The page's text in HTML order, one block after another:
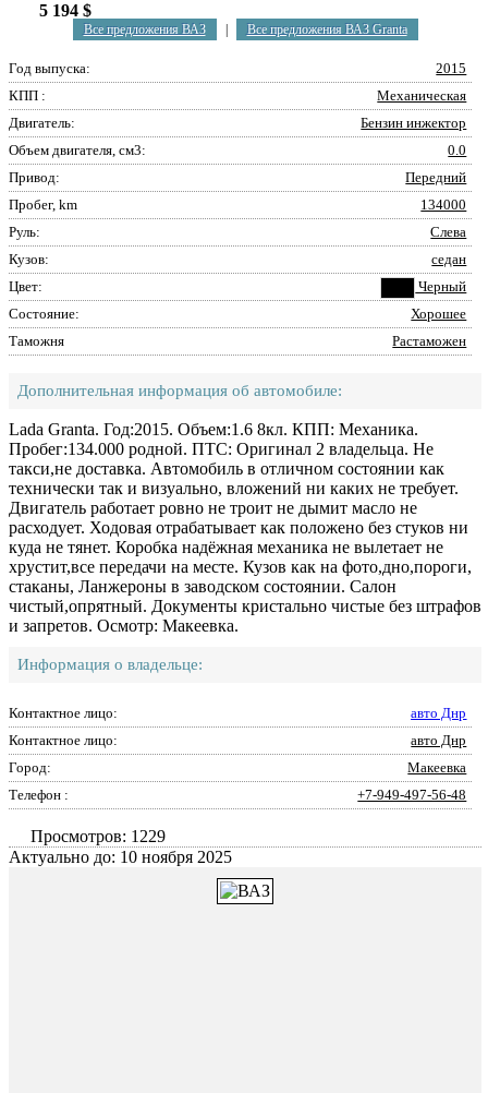
5 194 $
Все предложения ВАЗ Все предложения ВАЗ Granta
Год выпуска:
2015
КПП :
Механическая
Двигатель:
Бензин инжектор
Объем двигателя, см3:
0.0
Привод:
Передний
Пробег, km
134000
Руль:
Слева
Кузов:
седан
Цвет:
Черный
Состояние:
Хорошее
Таможня
Растаможен
Дополнительная информация об автомобиле:
Lada Granta. Год:2015. Объем:1.6 8кл. КПП: Механика.
Пробег:134.000 родной. ПТС: Оригинал 2 владельца. Не
такси,не доставка. Автомобиль в отличном состоянии как
технически так и визуально, вложений ни каких не требует.
Двигатель работает ровно не троит не дымит масло не
расходует. Ходовая отрабатывает как положено без стуков ни
куда не тянет. Коробка надёжная механика не вылетает не
хрустит,все передачи на месте. Кузов как на фото,дно,пороги,
стаканы, Ланжероны в заводском состоянии. Салон
чистый,опрятный. Документы кристально чистые без штрафов
и запретов. Осмотр: Макеевка.
Информация о владельце:
Контактное лицо:
авто Днр
Контактное лицо:
авто Днр
Город:
Макеевка
Телефон :
+7-949-497-56-48
Просмотров: 1229
Актуально до: 10 ноября 2025